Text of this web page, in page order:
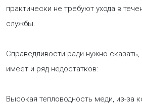
практически не требуют ухода в
службы.
Справедливости ради нужно
имеет и ряд недостатков:
Высокая тепловодность меди, из-за